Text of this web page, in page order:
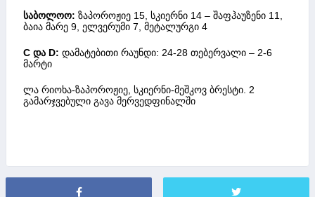
საბოლოო: ზაპოროჟიე 15, სკიერნი 14 – შაფჰაუზენი 11,
ბაია მარე 9, ელვერუმი 7, მეტალურგი 4
C და D: დამატებითი რაუნდი: 24-28 თებერვალი – 2-6
მარტი
ლა რიოხა-ზაპოროჟიე, სკიერნი-მეშკოვ ბრესტი. 2
გამარჯვებული გავა მერვედფინალში